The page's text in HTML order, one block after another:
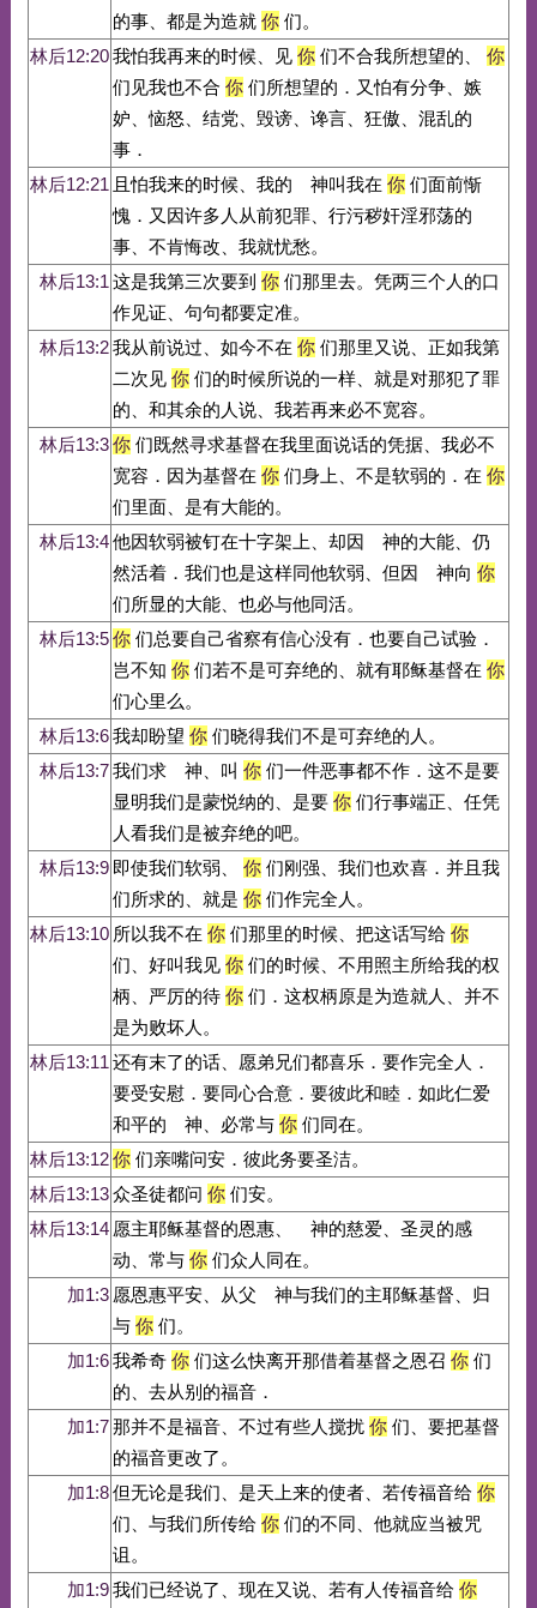
的事、都是为造就 你们。
林后12:20我怕我再来的时候、见 你们不合我所想望的、
你
们见我也不合 你们所想望的．又怕有分争、嫉
妒、恼怒、结党、毁谤、谗言、狂傲、混乱的
事．
林后12:21 且怕我来的时候、我的 神叫我在 你们面前惭
愧．又因许多人从前犯罪、行污秽奸淫邪荡的
事、不肯悔改、我就忧愁。
林后13:1 这是我第三次要到 你们那里去。凭两三个人的口
作见证、句句都要定准。
林后13:2我从前说过、如今不在 你们那里又说、正如我第
二次见 你们的时候所说的一样、就是对那犯了罪
的、和其余的人说、我若再来必不宽容。
林后13:3你们既然寻求基督在我里面说话的凭据、我必不
宽容．因为基督在 你们身上、不是软弱的．在 你
们里面、是有大能的。
林后13:4他因软弱被钉在十字架上、却因 神的大能、仍
然活着．我们也是这样同他软弱、但因 神向 你
们所显的大能、也必与他同活。
林后13:5你们总要自己省察有信心没有．也要自己试验．
岂不知 你们若不是可弃绝的、就有耶稣基督在 你
们心里么。
林后13:6我却盼望 你们晓得我们不是可弃绝的人。
林后13:7我们求 神、叫 你们一件恶事都不作．这不是要
显明我们是蒙悦纳的、是要 你们行事端正、任凭
人看我们是被弃绝的吧。
林后13:9 即使我们软弱、 你们刚强、我们也欢喜．并且我
们所求的、就是 你们作完全人。
林后13:10 所以我不在 你们那里的时候、把这话写给 你
们、好叫我见 你们的时候、不用照主所给我的权
柄、严厉的待 你们．这权柄原是为造就人、并不
是为败坏人。
林后13:11 还有末了的话、愿弟兄们都喜乐．要作完全人．
要受安慰．要同心合意．要彼此和睦．如此仁爱
和平的 神、必常与 你们同在。
林后13:12你们亲嘴问安．彼此务要圣洁。
林后13:13众圣徒都问 你们安。
林后13:14 愿主耶稣基督的恩惠、 神的慈爱、圣灵的感
动、常与 你们众人同在。
加1:3 愿恩惠平安、从父 神与我们的主耶稣基督、归
与 你们。
加1:6我希奇 你们这么快离开那借着基督之恩召 你们
的、去从别的福音．
加1:7那并不是福音、不过有些人搅扰 你们、要把基督
的福音更改了。
加1:8但无论是我们、是天上来的使者、若传福音给 你
们、与我们所传给 你们的不同、他就应当被咒
诅。
加1:9我们已经说了、现在又说、若有人传福音给 你